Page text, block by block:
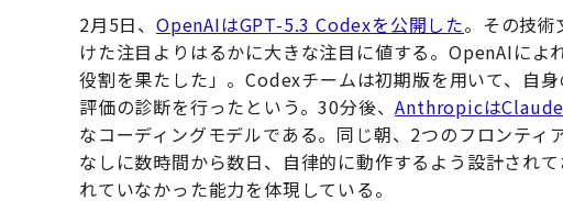
2月5日、 OpenAIはGPT-5.3 Codexを公開した。その技
けた注目よりはるかに大きな注目に値する。OpenAIに
役割を果たした」。Codexチームは初期版を用いて、自
評価の診断を行ったという。30分後、Anthropicは
なコーディングモデルである。同じ朝、2つのフロンテ
なしに数時間から数日、自律的に動作するよう設計され
れていなかった能力を体現している。